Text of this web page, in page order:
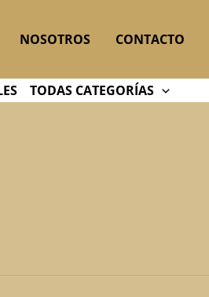
NOSOTROS CONTACTO
TODAS CATEGORÍAS